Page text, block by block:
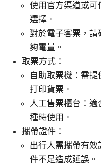
使用官方渠道或
選擇。
對於電子客票，請
夠電量。
取票方式：
自助取票機：需
打印貨票。
人工售票櫃台：
種時使用。
攜帶證件：
出行人需攜帶有
件不足造成延誤。